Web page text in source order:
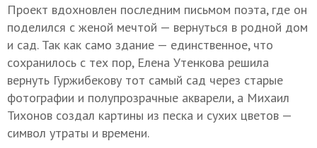
Проект вдохновлен последним письмом поэта, где он
поделился с женой мечтой — вернуться в родной дом
и сад. Так как само здание — единственное, что
сохранилось с тех пор, Елена Утенкова решила
вернуть Гуржибекову тот самый сад через старые
фотографии и полупрозрачные акварели, а Михаил
Тихонов создал картины из песка и сухих цветов —
символ утраты и времени.